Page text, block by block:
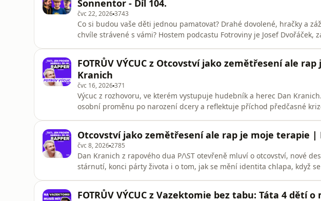
Sonnentor - Díl 104.
čvc 22, 20263743
Co si budou vaše děti jednou pamatovat? Drahé dovolené, hračky a
chvíle strávené s vámi? Hostem podcastu Fotroviny je Josef Dvořáček,
životních prioritách i okamžiku, který navždy změnil jeho pohled na
letadla, které hav
FOTRŮV VÝCUC z Otcovství jako zemětřesení ale
Kranich
čvc 16, 2026371
Výcuc z rozhovoru, ve kterém vystupuje hudebník a herec Dan
osobní proměnu po narození dcery a reflektuje příchod předčasné
terapeutickou výpověď o
Otcovství jako zemětřesení ale rap je moje terapie |
čvc 8, 20262785
Dan Kranich z rapového dua P/\ST otevřeně mluví o otcovství, nové
stárnutí, konci párty života i o tom, jak se mění identita chlapa, když
popisuje, proč je pro něj otcovství zemětřesení, co mu narození dcery
proč už ně
FOTRŮV VÝCUC z Vazektomie bez tabu: Táta 4 dětí